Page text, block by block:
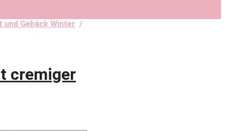
und Gebäck Winter /
cremiger